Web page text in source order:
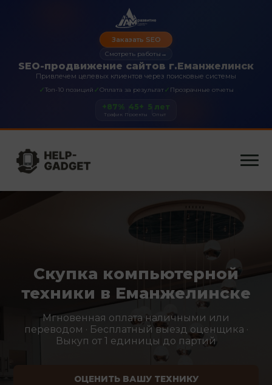
SEO-продвижение сайтов г.Еманжелинск
Привлечем целевых клиентов через поисковые системы
✓Топ-10 позиций ✓Оплата за результат✓ Прозрачные отчеты
Заказать SEO
Смотреть работы →
+87%
Трафик
45+
Проекты
5 лет
Опыт
Скупка компьютерной
техники в Еманжелинске
Мгновенная оплата наличными или
переводом · Бесплатный выезд оценщика ·
Выкуп от 1 единицы до партий
ОЦЕНИТЬ ВАШУ ТЕХНИКУ